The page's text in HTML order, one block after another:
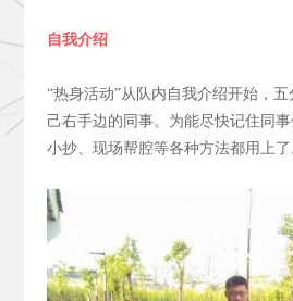
自我介绍
“热身活动”从队内自我介绍开始，
己右手边的同事。为能尽快记住同
小抄、现场帮腔等各种方法都用上了